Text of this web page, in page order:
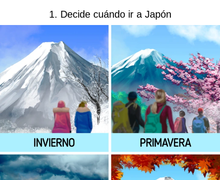
1. Decide cuándo ir a Japón